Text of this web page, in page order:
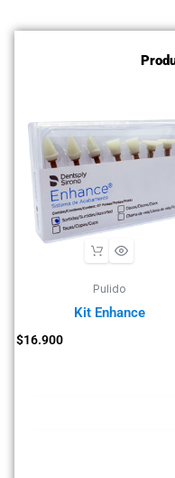
Pulido
Kit Enhance
$16.900